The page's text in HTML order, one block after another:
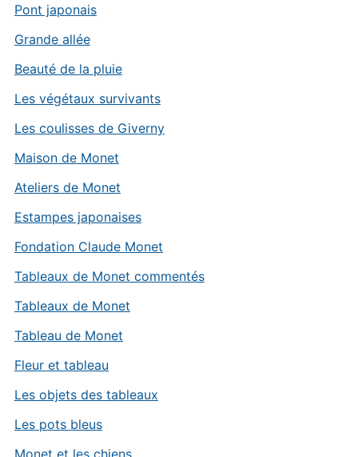
Pont japonais
Grande allée
Beauté de la pluie
Les végétaux survivants
Les coulisses de Giverny
Maison de Monet
Ateliers de Monet
Estampes japonaises
Fondation Claude Monet
Tableaux de Monet commentés
Tableaux de Monet
Tableau de Monet
Fleur et tableau
Les objets des tableaux
Les pots bleus
Monet et les chiens